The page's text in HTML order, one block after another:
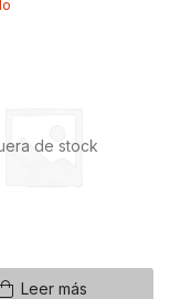
de stock
Leer más